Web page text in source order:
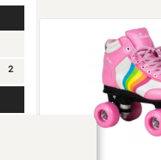
2